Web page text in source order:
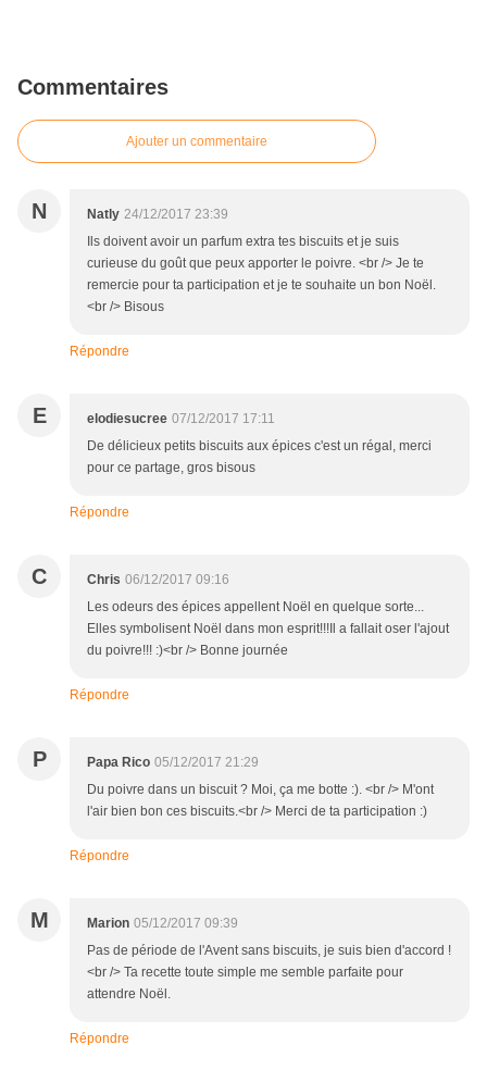
Commentaires
Ajouter un commentaire
N Natly 24/12/2017 23:39
Ils doivent avoir un parfum extra tes biscuits et je suis
curieuse du goût que peux apporter le poivre. <br /> Je te
remercie pour ta participation et je te souhaite un bon Noël.
<br /> Bisous
Répondre
E elodiesucree 07/12/2017 17:11
De délicieux petits biscuits aux épices c'est un régal, merci
pour ce partage, gros bisous
Répondre
C Chris 06/12/2017 09:16
Les odeurs des épices appellent Noël en quelque sorte...
Elles symbolisent Noël dans mon esprit!!!Il a fallait oser l'ajout
du poivre!!! :)<br /> Bonne journée
Répondre
P Papa Rico 05/12/2017 21:29
Du poivre dans un biscuit ? Moi, ça me botte :). <br /> M'ont
l'air bien bon ces biscuits.<br /> Merci de ta participation :)
Répondre
M Marion 05/12/2017 09:39
Pas de période de l'Avent sans biscuits, je suis bien d'accord !
<br /> Ta recette toute simple me semble parfaite pour
attendre Noël.
Répondre